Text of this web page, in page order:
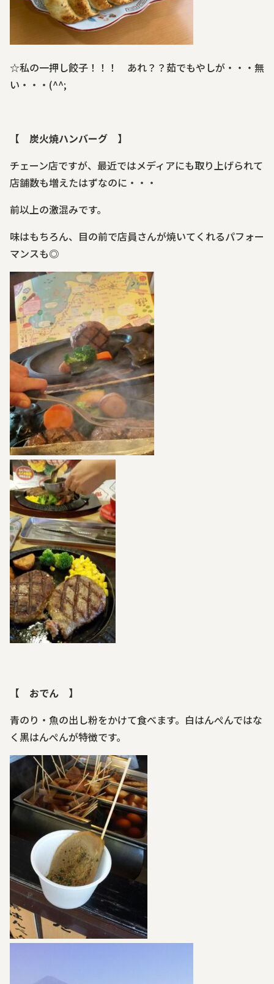
☆私の一押し餃子！！！ あれ？？茹でもやしが・・・無
い・・・(^^;
【 炭火焼ハンバーグ 】
チェーン店ですが、最近ではメディアにも取り上げられて
店舗数も増えたはずなのに・・・
前以上の激混みです。
味はもちろん、目の前で店員さんが焼いてくれるパフォー
マンスも◎
【 おでん 】
青のり・魚の出し粉をかけて食べます。白はんぺんではな
く黒はんぺんが特徴です。